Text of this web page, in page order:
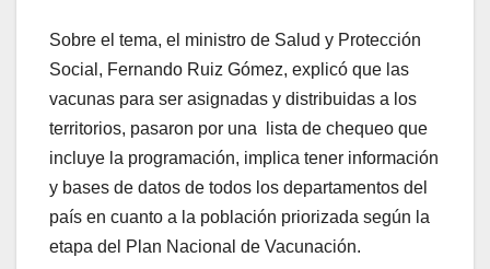
Sobre el tema, el ministro de Salud y Protección
Social, Fernando Ruiz Gómez, explicó que las
vacunas para ser asignadas y distribuidas a los
territorios, pasaron por una lista de chequeo que
incluye la programación, implica tener información
y bases de datos de todos los departamentos del
país en cuanto a la población priorizada según la
etapa del Plan Nacional de Vacunación.